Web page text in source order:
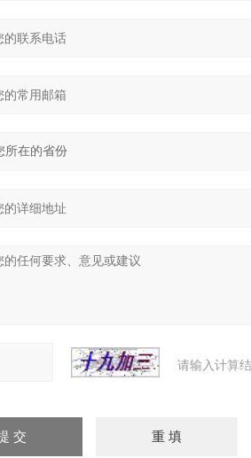
请输入计算